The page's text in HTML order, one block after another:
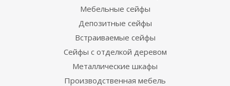
Мебельные сейфы
Депозитные сейфы
Встраиваемые сейфы
Сейфы с отделкой деревом
Металлические шкафы
Производственная мебель